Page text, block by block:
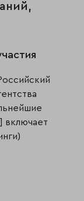
включает